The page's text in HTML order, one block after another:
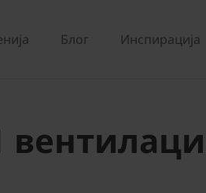
Блог Инспирација